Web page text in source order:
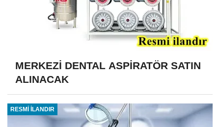
MERKEZİ DENTAL ASPİRATÖR SATIN
ALINACAK
RESMİ İLANDIR